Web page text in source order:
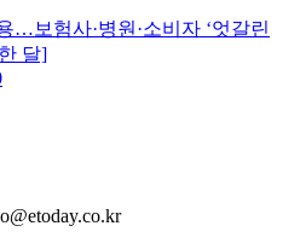
…보험사·병원·소비자 ‘엇갈린
달]